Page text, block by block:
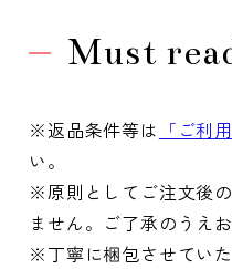
Must
※返品条件等は 「ご利
い。
※原則としてご注文後
ません。ご了承のうえ
※丁寧に梱包させてい